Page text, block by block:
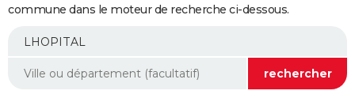
Essais
Réserver un essai
Citadines
Berlines
SUV
Forum auto
+
Mobiles
Meilleur smartphone
Internet
Ordinateurs
Jeux vidéo
Guide high-tech
Aménagement intérieur
commune dans le moteur de recherche ci-dessous.